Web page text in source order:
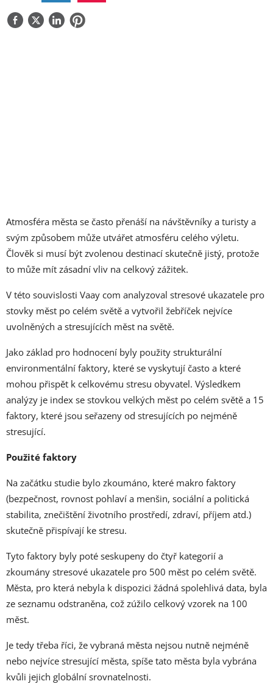
O NÁS
Atmosféra města se často přenáší na návštěvníky a turisty a
svým způsobem může utvářet atmosféru celého výletu.
Člověk si musí být zvolenou destinací skutečně jistý, protože
to může mít zásadní vliv na celkový zážitek.
V této souvislosti Vaay com analyzoval stresové ukazatele pro
stovky měst po celém světě a vytvořil žebříček nejvíce
uvolněných a stresujících měst na světě.
Jako základ pro hodnocení byly použity strukturální
environmentální faktory, které se vyskytují často a které
mohou přispět k celkovému stresu obyvatel. Výsledkem
analýzy je index se stovkou velkých měst po celém světě a 15
faktory, které jsou seřazeny od stresujících po nejméně
stresující.
Použité faktory
Na začátku studie bylo zkoumáno, které makro faktory
(bezpečnost, rovnost pohlaví a menšin, sociální a politická
stabilita, znečištění životního prostředí, zdraví, příjem atd.)
skutečně přispívají ke stresu.
Tyto faktory byly poté seskupeny do čtyř kategorií a
zkoumány stresové ukazatele pro 500 měst po celém světě.
Města, pro která nebyla k dispozici žádná spolehlivá data, byla
ze seznamu odstraněna, což zúžilo celkový vzorek na 100
měst.
Je tedy třeba říci, že vybraná města nejsou nutně nejméně
nebo nejvíce stresující města, spíše tato města byla vybrána
kvůli jejich globální srovnatelnosti.